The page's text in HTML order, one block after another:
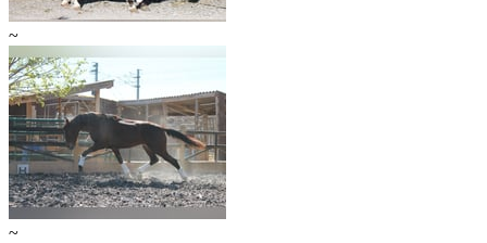
~
~